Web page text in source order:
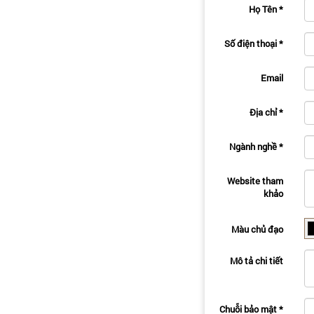
Họ Tên*
Số điện thoại*
Email
Địa chỉ*
Ngành nghề*
Website tham
khảo
Màu chủ đạo
Mô tả chi tiết
Chuỗi bảo mật*